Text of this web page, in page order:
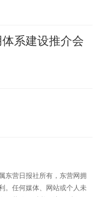
系建设推介会
东营日报社所有，东营网拥
。任何媒体、网站或个人未